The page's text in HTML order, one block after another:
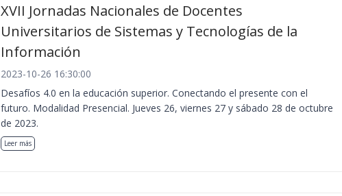
XVII Jornadas Nacionales de Docentes
Universitarios de Sistemas y Tecnologías de la
Información
2023-10-26 16:30:00
Desafíos 4.0 en la educación superior. Conectando el presente con el
futuro. Modalidad Presencial. Jueves 26, viernes 27 y sábado 28 de octubre
de 2023.
Leer más